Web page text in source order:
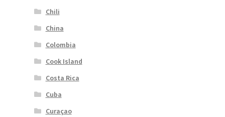
Chili
China
Colombia
Cook Island
Costa Rica
Cuba
Curaçao